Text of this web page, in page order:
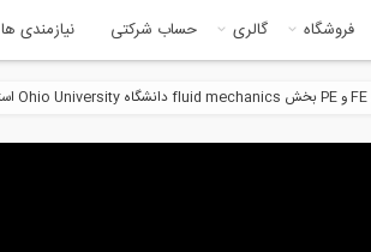
فروشگاه گالری حساب شرکتی نیازمندی ها